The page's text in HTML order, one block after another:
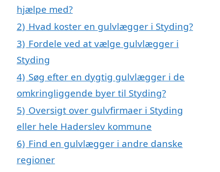
hjælpe med?
2) Hvad koster en gulvlægger i Styding?
3) Fordele ved at vælge gulvlægger i
Styding
4) Søg efter en dygtig gulvlægger i de
omkringliggende byer til Styding?
5) Oversigt over gulvfirmaer i Styding
eller hele Haderslev kommune
6) Find en gulvlægger i andre danske
regioner